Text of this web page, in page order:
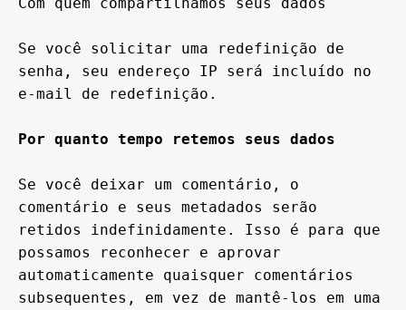
Se você solicitar uma redefinição de
senha, seu endereço IP será incluído no
e-mail de redefinição.
Por quanto tempo retemos seus dados
Se você deixar um comentário, o
comentário e seus metadados serão
retidos indefinidamente. Isso é para que
possamos reconhecer e aprovar
automaticamente quaisquer comentários
subsequentes, em vez de mantê-los em uma